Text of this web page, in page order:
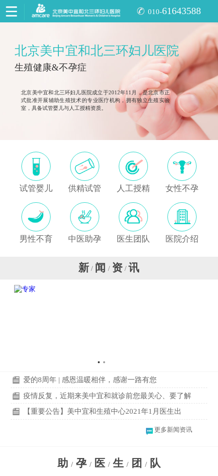
010-61643588
北京美中宜和北三环妇儿医院
生殖健康&不孕症
北京美中宜和北三环妇儿医院成立于2012年11月，是北京市正
式批准开展辅助生殖技术的专业医疗机构，拥有独立生殖实验
室，具备试管婴儿与人工授精资质。
试管婴儿 供精试管 人工授精 女性不孕
男性不育 中医助孕 医生团队 医院介绍
新 / 闻 / 资 / 讯
爱的8周年 | 感恩温暖相伴，感谢一路有您
疫情反复，近期来美中宜和就诊前您最关心、要了解
【重要公告】美中宜和生殖中心2021年1月医生出
更多新闻资讯
助 / 孕 / 医 / 生 / 团 / 队